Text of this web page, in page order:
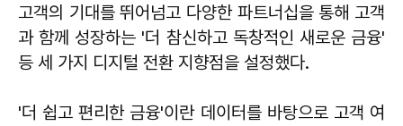
고객의 기대를 뛰어넘고 다양한 파트너십을 통해 고객
과 함께 성장하는 '더 참신하고 독창적인 새로운 금융'
등 세 가지 디지털 전환 지향점을 설정했다.
'더 쉽고 편리한 금융'이란 데이터를 바탕으로 고객 여